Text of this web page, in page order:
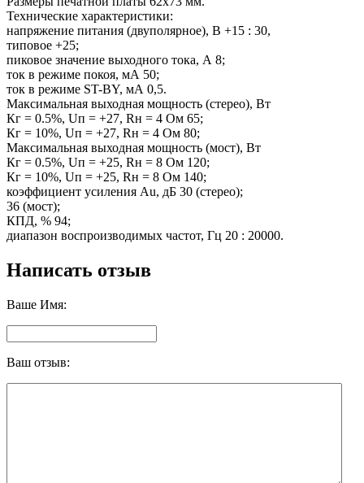
Технические характеристики:
напряжение питания (двуполярное), В +15 : 30,
типовое +25;
пиковое значение выходного тока, А 8;
ток в режиме покоя, мА 50;
ток в режиме ST-BY, мА 0,5.
Максимальная выходная мощность (стерео), Вт
Кг = 0.5%, Uп = +27, Rн = 4 Ом 65;
Кг = 10%, Uп = +27, Rн = 4 Ом 80;
Максимальная выходная мощность (мост), Вт
Кг = 0.5%, Uп = +25, Rн = 8 Ом 120;
Кг = 10%, Uп = +25, Rн = 8 Ом 140;
коэффициент усиления Au, дБ 30 (стерео);
36 (мост);
КПД, % 94;
диапазон воспроизводимых частот, Гц 20 : 20000.
Написать отзыв
Ваше Имя:
Ваш отзыв: